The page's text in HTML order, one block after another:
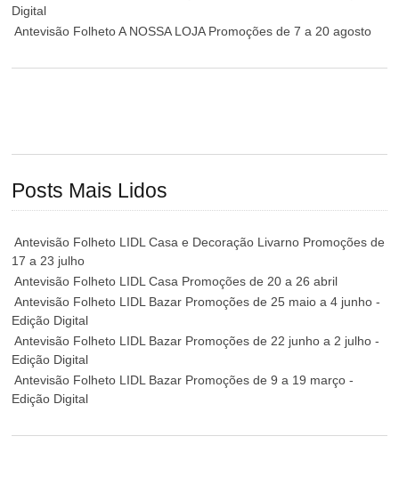
Digital
Antevisão Folheto A NOSSA LOJA Promoções de 7 a 20 agosto
Posts Mais Lidos
Antevisão Folheto LIDL Casa e Decoração Livarno Promoções de
17 a 23 julho
Antevisão Folheto LIDL Casa Promoções de 20 a 26 abril
Antevisão Folheto LIDL Bazar Promoções de 25 maio a 4 junho -
Edição Digital
Antevisão Folheto LIDL Bazar Promoções de 22 junho a 2 julho -
Edição Digital
Antevisão Folheto LIDL Bazar Promoções de 9 a 19 março -
Edição Digital